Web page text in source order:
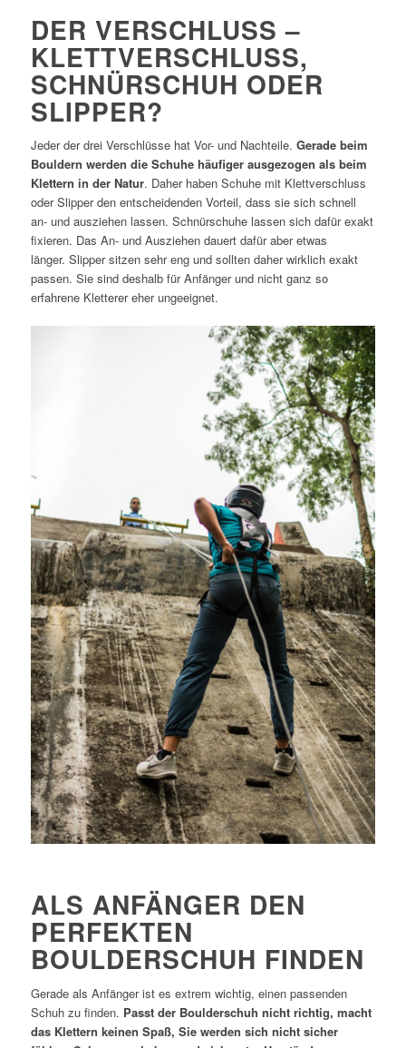
DER VERSCHLUSS –
KLETTVERSCHLUSS,
SCHNÜRSCHUH ODER
SLIPPER?
Jeder der drei Verschlüsse hat Vor- und Nachteile. Gerade beim
Bouldern werden die Schuhe häufiger ausgezogen als beim
Klettern in der Natur. Daher haben Schuhe mit Klettverschluss
oder Slipper den entscheidenden Vorteil, dass sie sich schnell
an- und ausziehen lassen. Schnürschuhe lassen sich dafür exakt
fixieren. Das An- und Ausziehen dauert dafür aber etwas
länger. Slipper sitzen sehr eng und sollten daher wirklich exakt
passen. Sie sind deshalb für Anfänger und nicht ganz so
erfahrene Kletterer eher ungeeignet.
ALS ANFÄNGER DEN
PERFEKTEN
BOULDERSCHUH FINDEN
Gerade als Anfänger ist es extrem wichtig, einen passenden
Schuh zu finden. Passt der Boulderschuh nicht richtig, macht
das Klettern keinen Spaß, Sie werden sich nicht sicher